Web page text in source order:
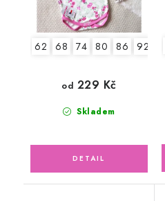
62 68 74 80 86 92
Skladem
od 229 Kč